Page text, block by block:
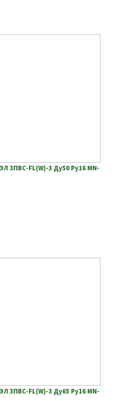
ЗПВС-FL(W)-3 Ду50 Ру16 MN-
ЗПВС-FL(W)-3 Ду65 Ру16 MN-